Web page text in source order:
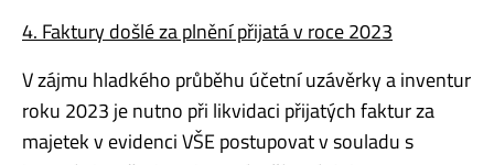
4. Faktury došlé za plnění přijatá v roce 2023
V zájmu hladkého průběhu účetní uzávěrky a inventur
roku 2023 je nutno při likvidaci přijatých faktur za
majetek v evidenci VŠE postupovat v souladu s